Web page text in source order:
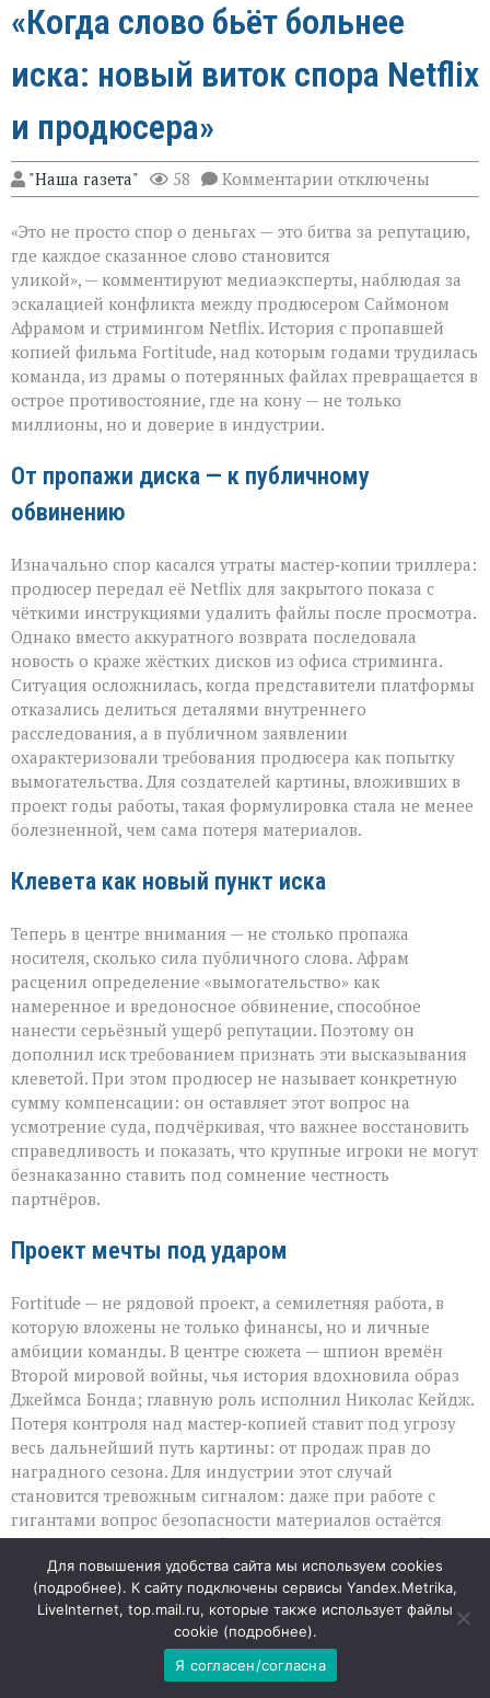
«Когда слово бьёт больнее
иска: новый виток спора Netflix
и продюсера»
"Наша газета" 58 Комментарии к
записи
слово
больнее
иска:
новый
виток
спора
Netflix
и
продюсера»
отключены
«Это не просто спор о деньгах — это битва за репутацию,
где каждое сказанное слово становится
уликой», — комментируют медиаэксперты, наблюдая за
эскалацией конфликта между продюсером Саймоном
Афрамом и стримингом Netflix. История с пропавшей
копией фильма Fortitude, над которым годами трудилась
команда, из драмы о потерянных файлах превращается в
острое противостояние, где на кону — не только
миллионы, но и доверие в индустрии.
От пропажи диска — к публичному
обвинению
Изначально спор касался утраты мастер‑копии триллера:
продюсер передал её Netflix для закрытого показа с
чёткими инструкциями удалить файлы после просмотра.
Однако вместо аккуратного возврата последовала
новость о краже жёстких дисков из офиса стриминга.
Ситуация осложнилась, когда представители платформы
отказались делиться деталями внутреннего
расследования, а в публичном заявлении
охарактеризовали требования продюсера как попытку
вымогательства. Для создателей картины, вложивших в
проект годы работы, такая формулировка стала не менее
болезненной, чем сама потеря материалов.
Клевета как новый пункт иска
Теперь в центре внимания — не столько пропажа
носителя, сколько сила публичного слова. Афрам
расценил определение «вымогательство» как
намеренное и вредоносное обвинение, способное
нанести серьёзный ущерб репутации. Поэтому он
дополнил иск требованием признать эти высказывания
клеветой. При этом продюсер не называет конкретную
сумму компенсации: он оставляет этот вопрос на
усмотрение суда, подчёркивая, что важнее восстановить
справедливость и показать, что крупные игроки не могут
безнаказанно ставить под сомнение честность
партнёров.
Проект мечты под ударом
Fortitude — не рядовой проект, а семилетняя работа, в
которую вложены не только финансы, но и личные
амбиции команды. В центре сюжета — шпион времён
Второй мировой войны, чья история вдохновила образ
Джеймса Бонда; главную роль исполнил Николас Кейдж.
Потеря контроля над мастер‑копией ставит под угрозу
весь дальнейший путь картины: от продаж прав до
наградного сезона. Для индустрии этот случай
становится тревожным сигналом: даже при работе с
гигантами вопрос безопасности материалов остаётся
критически важным, а публичная риторика способна
ранить не меньше, чем юридические просчёты.
09
Для повышения удобства сайта мы используем cookies
(подробнее). К сайту подключены сервисы Yandex.Metrika,
LiveInternet, top.mail.ru, которые также использует файлы
cookie (подробнее).
Я согласен/согласна